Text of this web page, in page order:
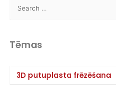
Tēmas
3D putuplasta frēzēšana